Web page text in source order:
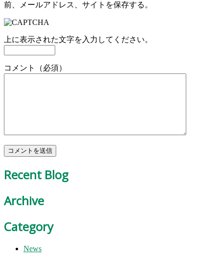
前、メールアドレス、サイトを保存する。
上に表示された文字を入力してください。
コメント（必須）
Recent Blog
Archive
Category
News